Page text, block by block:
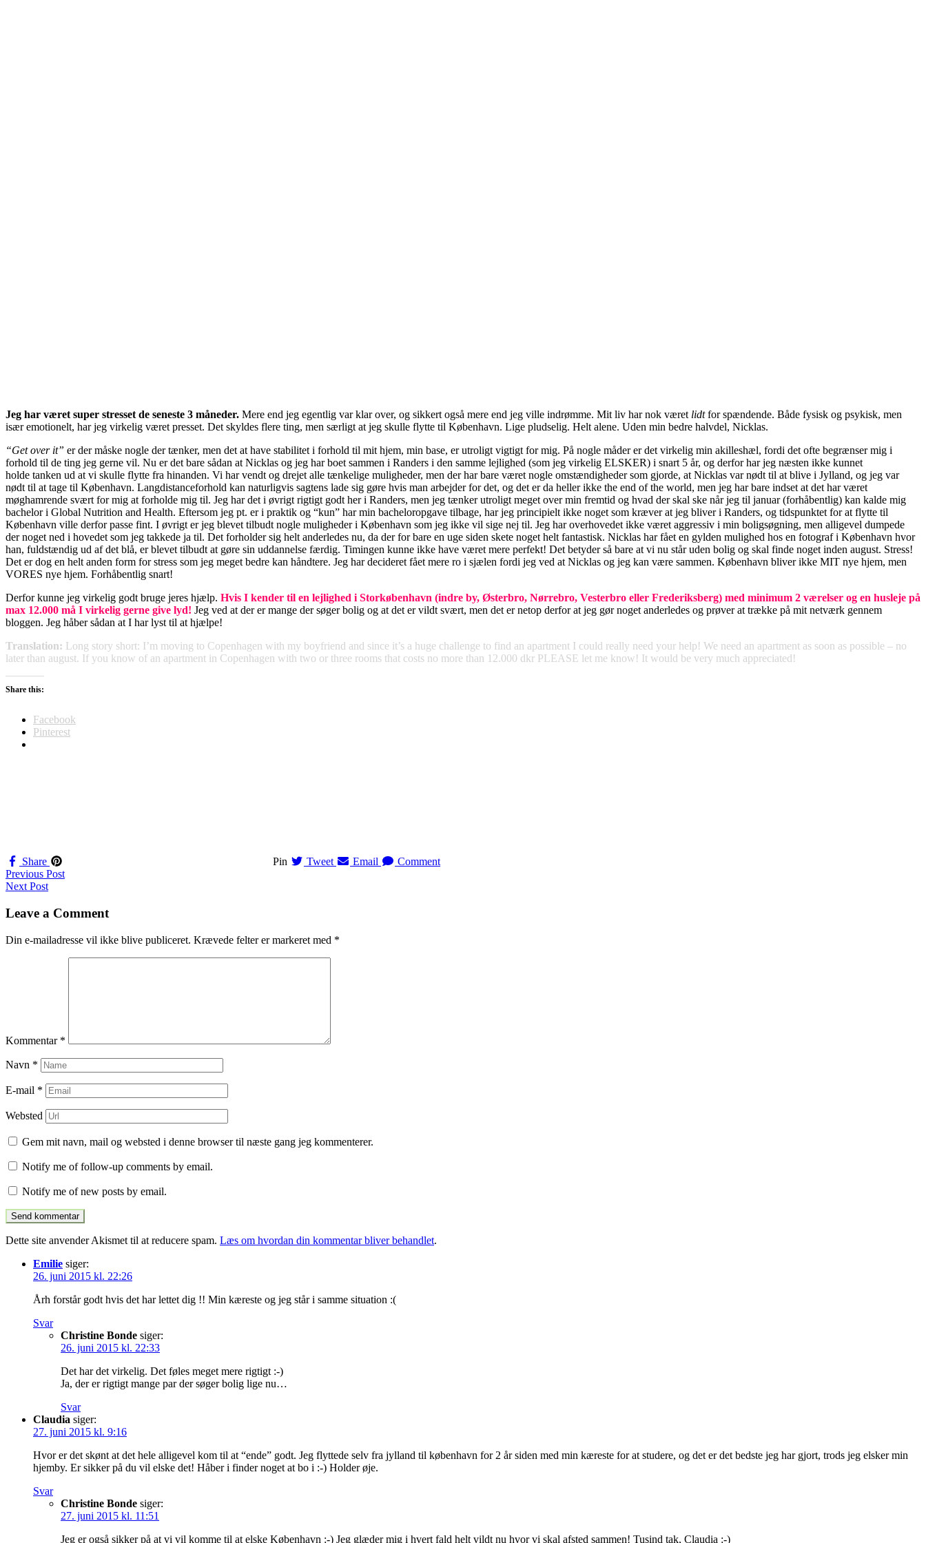
Jeg har været super stresset de seneste 3 måneder. Mere end jeg egentlig var klar over, og sikkert også mere end jeg ville indrømme. Mit liv har nok været lidtfor spændende. Både fysisk og psykisk, men
især emotionelt, har jeg virkelig været presset. Det skyldes flere ting, men særligt at jeg skulle flytte til København. Lige pludselig. Helt alene. Uden min bedre halvdel, Nicklas.
“Get over it” er der måske nogle der tænker, men det at have stabilitet i forhold til mit hjem, min base, er utroligt vigtigt for mig. På nogle måder er det virkelig min akilleshæl, fordi det ofte begrænser mig i
forhold til de ting jeg gerne vil. Nu er det bare sådan at Nicklas og jeg har boet sammen i Randers i den samme lejlighed (som jeg virkelig ELSKER) i snart 5 år, og derfor har jeg næsten ikke kunnet
holde tanken ud at vi skulle flytte fra hinanden. Vi har vendt og drejet alle tænkelige muligheder, men der har bare været nogle omstændigheder som gjorde, at Nicklas var nødt til at blive i Jylland, og jeg var
nødt til at tage til København. Langdistanceforhold kan naturligvis sagtens lade sig gøre hvis man arbejder for det, og det er da heller ikke the end of the world, men jeg har bare indset at det har været
møghamrende svært for mig at forholde mig til. Jeg har det i øvrigt rigtigt godt her i Randers, men jeg tænker utroligt meget over min fremtid og hvad der skal ske når jeg til januar (forhåbentlig) kan kalde mig
bachelor i Global Nutrition and Health. Eftersom jeg pt. er i praktik og “kun” har min bacheloropgave tilbage, har jeg principielt ikke noget som kræver at jeg bliver i Randers, og tidspunktet for at flytte til
København ville derfor passe fint. I øvrigt er jeg blevet tilbudt nogle muligheder i København som jeg ikke vil sige nej til. Jeg har overhovedet ikke været aggressiv i min boligsøgning, men alligevel dumpede
der noget ned i hovedet som jeg takkede ja til. Det forholder sig helt anderledes nu, da der for bare en uge siden skete noget helt fantastisk. Nicklas har fået en gylden mulighed hos en fotograf i København hvor
han, fuldstændig ud af det blå, er blevet tilbudt at gøre sin uddannelse færdig. Timingen kunne ikke have været mere perfekt! Det betyder så bare at vi nu står uden bolig og skal finde noget inden august. Stress!
Det er dog en helt anden form for stress som jeg meget bedre kan håndtere. Jeg har decideret fået mere ro i sjælen fordi jeg ved at Nicklas og jeg kan være sammen. København bliver ikke MIT nye hjem, men
VORES nye hjem. Forhåbentlig snart!
Derfor kunne jeg virkelig godt bruge jeres hjælp. Hvis I kender til en lejlighed i Storkøbenhavn (indre by, Østerbro, Nørrebro, Vesterbro eller Frederiksberg) med minimum 2 værelser og en husleje på
max 12.000 må I virkelig gerne give lyd! Jeg ved at der er mange der søger bolig og at det er vildt svært, men det er netop derfor at jeg gør noget anderledes og prøver at trække på mit netværk gennem
bloggen. Jeg håber sådan at I har lyst til at hjælpe!
Translation: Long story short: I’m moving to Copenhagen with my boyfriend and since it’s a huge challenge to find an apartment I could really need your help! We need an apartment as soon as possible – no
later than august. If you know of an apartment in Copenhagen with two or three rooms that costs no more than 12.000 dkr PLEASE let me know! It would be very much appreciated!
Share this:
Facebook
Pinterest
Share Pin Tweet Email Comment
Navigation
til
indlæg
Previous Post
Next Post
Leave a Comment
Din e-mailadresse vil ikke blive publiceret. Krævede felter er markeret med *
Kommentar *
Navn *
E-mail *
Websted
Gem mit navn, mail og websted i denne browser til næste gang jeg kommenterer.
Notify me of follow-up comments by email.
Notify me of new posts by email.
Dette site anvender Akismet til at reducere spam. Læs om hvordan din kommentar bliver behandlet.
Emilie siger:
26. juni 2015 kl. 22:26
Årh forstår godt hvis det har lettet dig !! Min kæreste og jeg står i samme situation :(
Svar
Christine Bonde siger:
26. juni 2015 kl. 22:33
Det har det virkelig. Det føles meget mere rigtigt :-)
Ja, der er rigtigt mange par der søger bolig lige nu…
Svar
Claudia siger:
27. juni 2015 kl. 9:16
Hvor er det skønt at det hele alligevel kom til at “ende” godt. Jeg flyttede selv fra jylland til københavn for 2 år siden med min kæreste for at studere, og det er det bedste jeg har gjort, trods jeg elsker min
hjemby. Er sikker på du vil elske det! Håber i finder noget at bo i :-) Holder øje.
Svar
Christine Bonde siger:
27. juni 2015 kl. 11:51
Jeg er også sikker på at vi vil komme til at elske København :-) Jeg glæder mig i hvert fald helt vildt nu hvor vi skal afsted sammen! Tusind tak, Claudia :-)